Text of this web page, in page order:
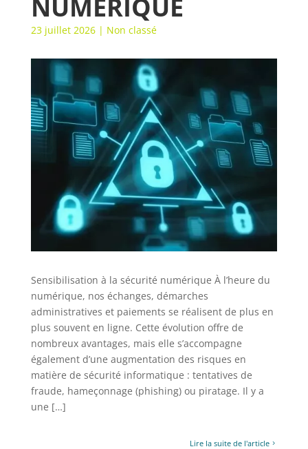
NUMÉRIQUE
23 juillet 2026| Non classé
Sensibilisation à la sécurité numérique À l’heure du
numérique, nos échanges, démarches
administratives et paiements se réalisent de plus en
plus souvent en ligne. Cette évolution offre de
nombreux avantages, mais elle s’accompagne
également d’une augmentation des risques en
matière de sécurité informatique : tentatives de
fraude, hameçonnage (phishing) ou piratage. Il y a
une […]
Lire la suite de l'article